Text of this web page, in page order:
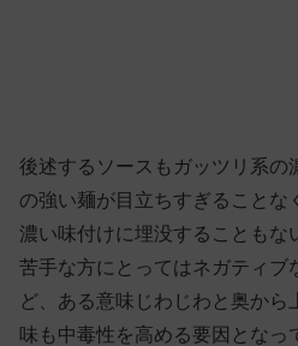
後述するソースもガッツリ系の
の強い麺が目立ちすぎることな
濃い味付けに埋没することもな
苦手な方にとってはネガティブ
ど、ある意味じわじわと奥から
味も中毒性を高める要因となっ